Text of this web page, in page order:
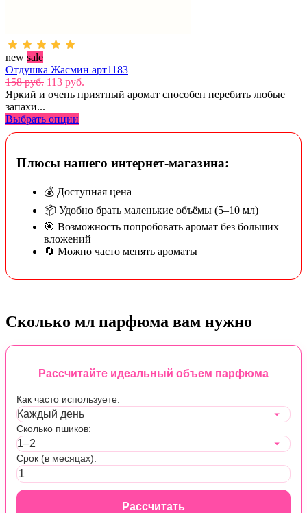
new sale
Отдушка Жасмин арт1183
158 руб. 113 руб.
Яркий и очень приятный аромат способен перебить любые
запахи...
Выбрать опции
Плюсы нашего интернет-магазина:
💰 Доступная цена
📦 Удобно брать маленькие объёмы (5–10 мл)
🎯 Возможность попробовать аромат без больших
вложений
🔄 Можно часто менять ароматы
Сколько мл парфюма вам нужно
Рассчитайте идеальный объем парфюма
Как часто используете:
Сколько пшиков:
Срок (в месяцах):
Рассчитать